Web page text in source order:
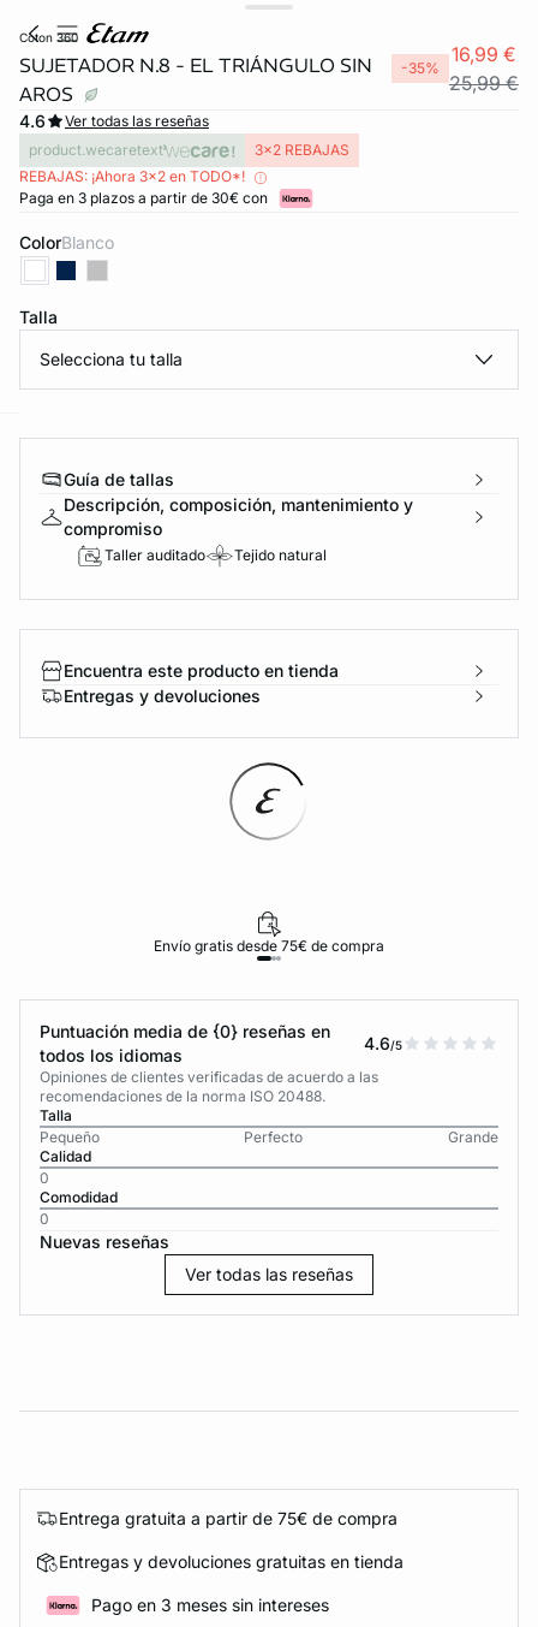
coton 360
SUJETADOR N.8 - EL TRIÁNGULO SIN
AROS
-35%
16,99 €
25,99 €
4.6
Ver todas las reseñas
product.wecaretext
3x2 REBAJAS
REBAJAS: ¡Ahora 3x2 en TODO*!
Paga en 3 plazos a partir de 30€ con
Color blanco
Talla
Selecciona tu talla
Guía de tallas
Descripción, composición, mantenimiento y
compromiso
Taller auditado Tejido natural
Encuentra este producto en tienda
Entregas y devoluciones
Envío gratis desde 75€ de compra
Puntuación media de {0} reseñas en
todos los idiomas
4.6/5
Opiniones de clientes verificadas de acuerdo a las
recomendaciones de la norma ISO 20488.
Talla
Pequeño
Perfecto
Grande
Calidad
0
Comodidad
0
Nuevas reseñas
Ver todas las reseñas
Entrega gratuita a partir de 75€ de compra
Entregas y devoluciones gratuitas en tienda
Pago en 3 meses sin intereses